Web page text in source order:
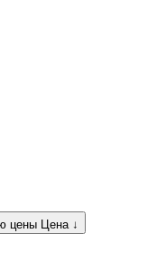
цены
Цена ↓